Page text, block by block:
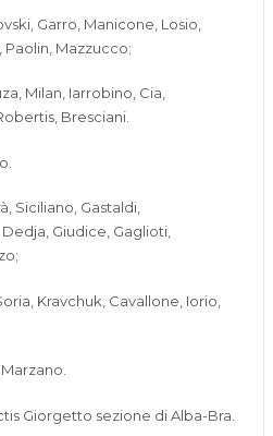
Garro Manicone Losio
Paolin , Mazzucco;
, Milan, Iarrobino, Cia,
, Bresciani.
, Siciliano, Gastaldi,
Dedja, Giudice, Gaglioti,
;
Kravchuk , Cavallone, Iorio,
.
Giorgetto sezione diAlba-Bra